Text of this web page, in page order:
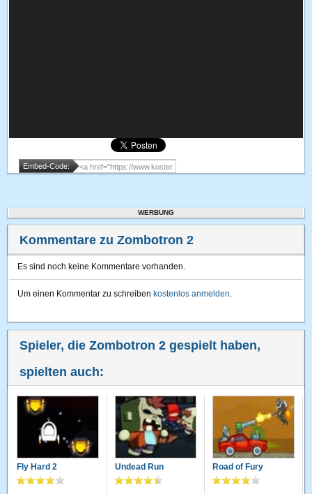
Embed-Code:
WERBUNG
Kommentare zu Zombotron 2
Es sind noch keine Kommentare vorhanden.
Um einen Kommentar zu schreiben kostenlos anmelden.
Spieler, die Zombotron 2 gespielt haben,
spielten auch:
Fly Hard 2 Undead Run Road of Fury